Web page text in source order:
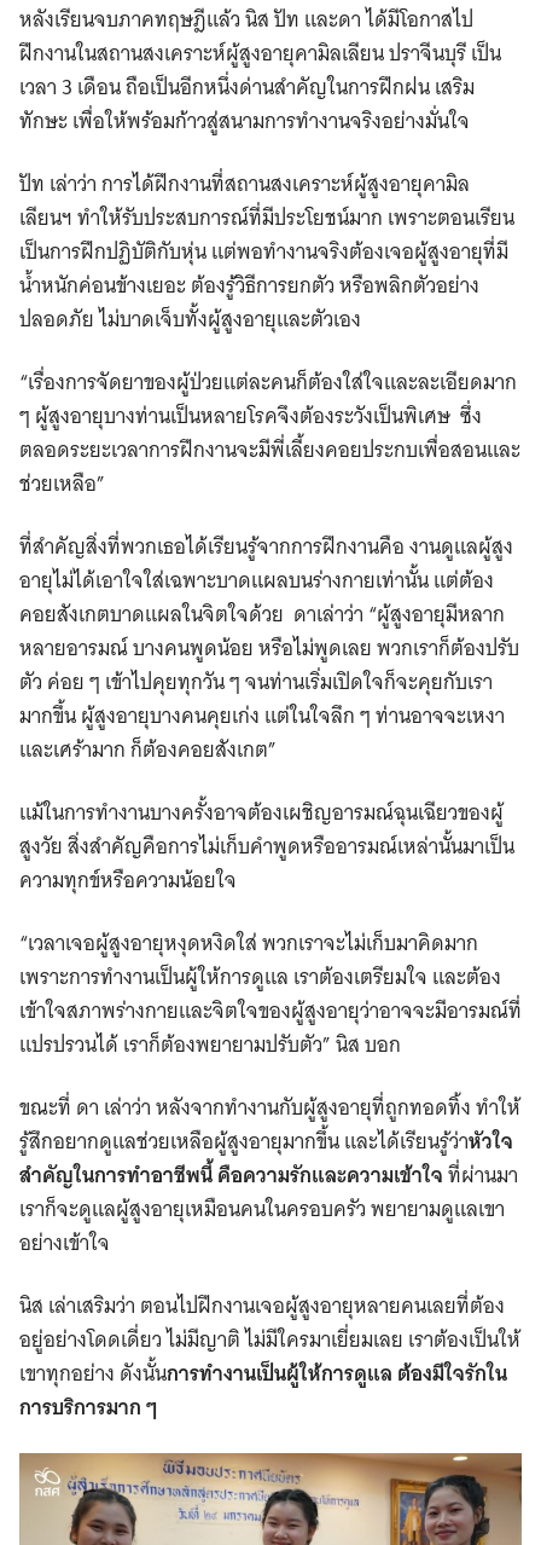
หลังเรียนจบภาคทฤษฎีแล้ว นิส ปัท และดา ได้มีโอกาสไป
ฝึกงานในสถานสงเคราะห์ผู้สูงอายุคามิลเลียน ปราจีนบุรี เป็น
เวลา 3 เดือน ถือเป็นอีกหนึ่งด่านสำคัญในการฝึกฝน เสริม
ทักษะ เพื่อให้พร้อมก้าวสู่สนามการทำงานจริงอย่างมั่นใจ
ปัท เล่าว่า การได้ฝึกงานที่สถานสงเคราะห์ผู้สูงอายุคามิล
เลียนฯ ทำให้รับประสบการณ์ที่มีประโยชน์มาก เพราะตอนเรียน
เป็นการฝึกปฏิบัติกับหุ่น แต่พอทำงานจริงต้องเจอผู้สูงอายุที่มี
น้ำหนักค่อนข้างเยอะ ต้องรู้วิธีการยกตัว หรือพลิกตัวอย่าง
ปลอดภัย ไม่บาดเจ็บทั้งผู้สูงอายุและตัวเอง
“เรื่องการจัดยาของผู้ป่วยแต่ละคนก็ต้องใส่ใจและละเอียดมาก
ๆ ผู้สูงอายุบางท่านเป็นหลายโรคจึงต้องระวังเป็นพิเศษ ซึ่ง
ตลอดระยะเวลาการฝึกงานจะมีพี่เลี้ยงคอยประกบเพื่อสอนและ
ช่วยเหลือ”
ที่สำคัญสิ่งที่พวกเธอได้เรียนรู้จากการฝึกงานคือ งานดูแลผู้สูง
อายุไม่ได้เอาใจใส่เฉพาะบาดแผลบนร่างกายเท่านั้น แต่ต้อง
คอยสังเกตบาดแผลในจิตใจด้วย ดาเล่าว่า “ผู้สูงอายุมีหลาก
หลายอารมณ์ บางคนพูดน้อย หรือไม่พูดเลย พวกเราก็ต้องปรับ
ตัว ค่อย ๆ เข้าไปคุยทุกวัน ๆ จนท่านเริ่มเปิดใจก็จะคุยกับเรา
มากขึ้น ผู้สูงอายุบางคนคุยเก่ง แต่ในใจลึก ๆ ท่านอาจจะเหงา
และเศร้ามาก ก็ต้องคอยสังเกต”
แม้ในการทำงานบางครั้งอาจต้องเผชิญอารมณ์ฉุนเฉียวของผู้
สูงวัย สิ่งสำคัญคือการไม่เก็บคำพูดหรืออารมณ์เหล่านั้นมาเป็น
ความทุกข์หรือความน้อยใจ
“เวลาเจอผู้สูงอายุหงุดหงิดใส่ พวกเราจะไม่เก็บมาคิดมาก
เพราะการทำงานเป็นผู้ให้การดูแล เราต้องเตรียมใจ และต้อง
เข้าใจสภาพร่างกายและจิตใจของผู้สูงอายุว่าอาจจะมีอารมณ์ที่
แปรปรวนได้ เราก็ต้องพยายามปรับตัว” นิส บอก
ขณะที่ ดา เล่าว่า หลังจากทำงานกับผู้สูงอายุที่ถูกทอดทิ้ง ทำให้
รู้สึกอยากดูแลช่วยเหลือผู้สูงอายุมากขึ้น และได้เรียนรู้ว่าหัวใจ
สำคัญในการทำอาชีพนี้ คือความรักและความเข้าใจที่ผ่านมา
เราก็จะดูแลผู้สูงอายุเหมือนคนในครอบครัว พยายามดูแลเขา
อย่างเข้าใจ
นิส เล่าเสริมว่า ตอนไปฝึกงานเจอผู้สูงอายุหลายคนเลยที่ต้อง
อยู่อย่างโดดเดี่ยว ไม่มีญาติ ไม่มีใครมาเยี่ยมเลย เราต้องเป็นให้
เขาทุกอย่าง ดังนั้นการทำงานเป็นผู้ให้การดูแล ต้องมีใจรักใน
การบริการมาก ๆ